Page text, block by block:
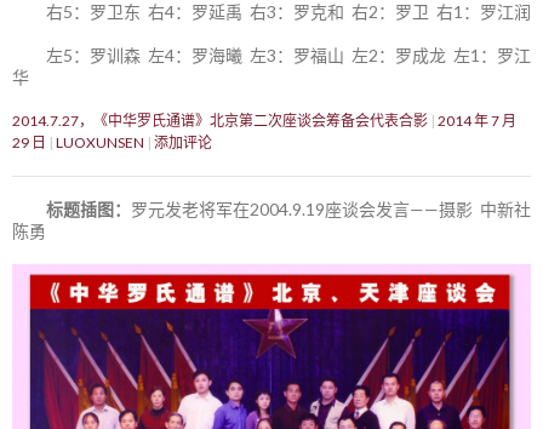
右5：罗卫东 右4：罗延禹 右3：罗克和 右2：罗卫 右1：罗江润
左5：罗训森 左4：罗海曦 左3：罗福山 左2：罗成龙 左1：罗江
华
2014.7.27，《中华罗氏通谱》北京第二次座谈会筹备会代表合影 2014 年 7 月
29 日
LUOXUNSEN 添加评论
标题插图： 罗元发老将军在2004.9.19座谈会发言——摄影 中新社
陈勇